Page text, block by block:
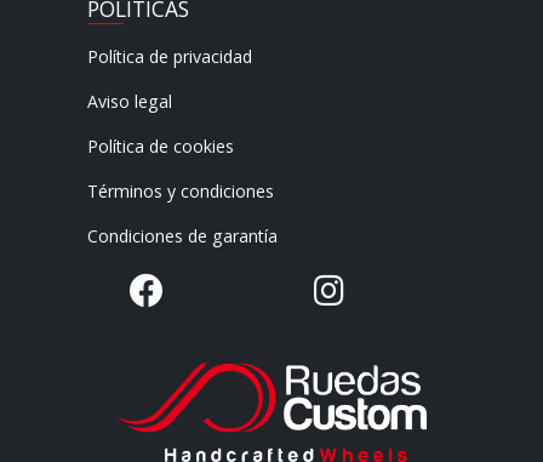
POLÍTICAS
Política de privacidad
Aviso legal
Política de cookies
Términos y condiciones
Condiciones de garantía